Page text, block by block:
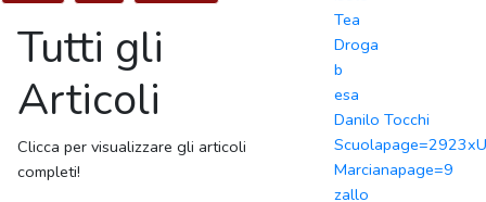
Tutti gli
Articoli
Clicca per visualizzare gli articoli
completi!
Tea
Droga
b
esa
Danilo Tocchi
Marcianapage=9
zallo